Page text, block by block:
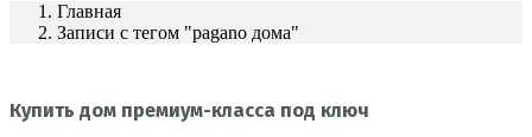
Главная
Записи с тегом "pagano дома"
Купить дом премиум-класса под ключ